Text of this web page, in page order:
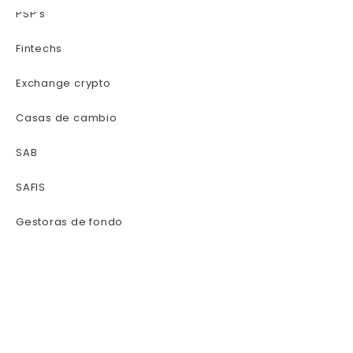
PSP’s
Fintechs
Exchange crypto
Casas de cambio
SAB
SAFIS
Gestoras de fondo
Política de privacidad